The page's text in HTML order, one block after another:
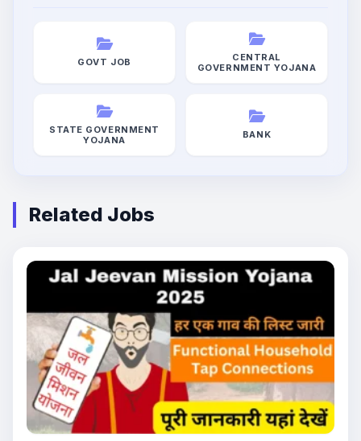
GOVT JOB
CENTRAL
GOVERNMENT YOJANA
STATE GOVERNMENT
YOJANA
BANK
Related Jobs